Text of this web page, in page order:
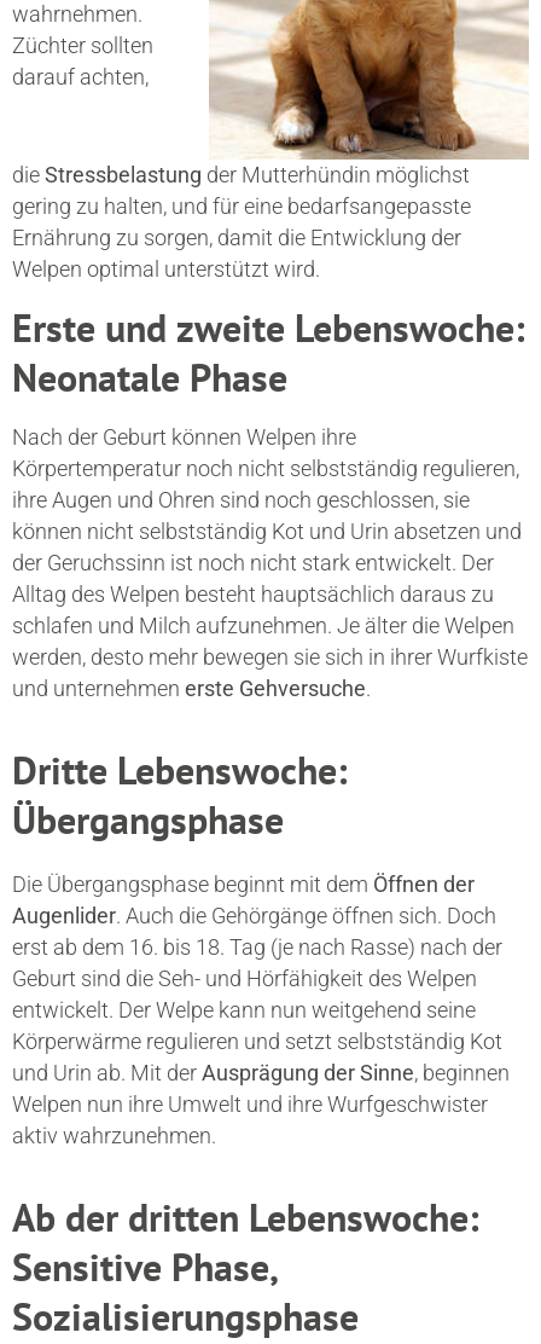
wahrnehmen.
Züchter sollten
darauf achten,
dieStressbelastung der Mutterhündin möglichst
gering zu halten, und für eine bedarfsangepasste
Ernährung zu sorgen, damit die Entwicklung der
Welpen optimal unterstützt wird.
Erste und zweite Lebenswoche:
Neonatale Phase
Nach der Geburt können Welpen ihre
Körpertemperatur noch nicht selbstständig regulieren,
ihre Augen und Ohren sind noch geschlossen, sie
können nicht selbstständig Kot und Urin absetzen und
der Geruchssinn ist noch nicht stark entwickelt. Der
Alltag des Welpen besteht hauptsächlich daraus zu
schlafen und Milch aufzunehmen. Je älter die Welpen
werden, desto mehr bewegen sie sich in ihrer Wurfkiste
und unternehmen erste Gehversuche.
Dritte Lebenswoche:
Übergangsphase
Die Übergangsphase beginnt mit dem Öffnen der
Augenlider. Auch die Gehörgänge öffnen sich. Doch
erst ab dem 16. bis 18. Tag (je nach Rasse) nach der
Geburt sind die Seh- und Hörfähigkeit des Welpen
entwickelt. Der Welpe kann nun weitgehend seine
Körperwärme regulieren und setzt selbstständig Kot
und Urin ab. Mit derAusprägung der Sinne, beginnen
Welpen nun ihre Umwelt und ihre Wurfgeschwister
aktiv wahrzunehmen.
Ab der dritten Lebenswoche:
Sensitive Phase,
Sozialisierungsphase